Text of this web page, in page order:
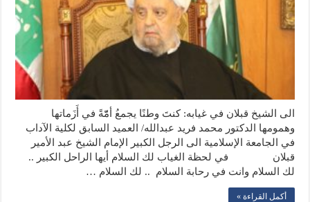
الى الشيخ قبلان في غيابه: كنتَ وطنًا يجمعُ أمّّةً في أَزَماتها
وهمومها الدكتور محمد فريد عبدالله/ العميد السابق لكلية الآداب
في الجامعة الإسلامية الى الرجل الكبير الإمام الشيخ عبد الأمير
قبلان في لحظة الغياب لك السلام أيها الراحل الكبير ..
لك السلام وانت في رحابة السلام .. لك السلام …
أكمل القراءة »